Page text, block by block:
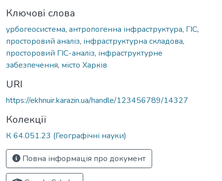
Ключові слова
урбогеосистема, антропогенна інфраструктура, ГІС,
просторовий аналіз, інфраструктурна складова,
просторовий ГІС-аналіз, інфраструктурне
забезпечення, місто Харків
URI
https://ekhnuir.karazin.ua/handle/123456789/14327
Колекції
К 64.051.23 (Географічні науки)
Повна інформація про документ